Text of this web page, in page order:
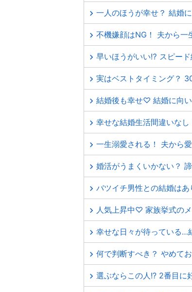
一人のほうが幸せ？ 結婚
不機嫌顔はNG！ 夫から一
早いほうがいい⁉ スピー
実はベストタイミング？
結婚後も幸せ♡ 結婚に向
幸せな結婚生活間違いな
一生溺愛される！ 夫から
婚活がうまくいかない？
バツイチ男性との結婚は
人気上昇中♡ 家族挙式の
幸せな日々が待っている…
何で判断すべき？ やめて
選ぶならこの人!? 2番目に